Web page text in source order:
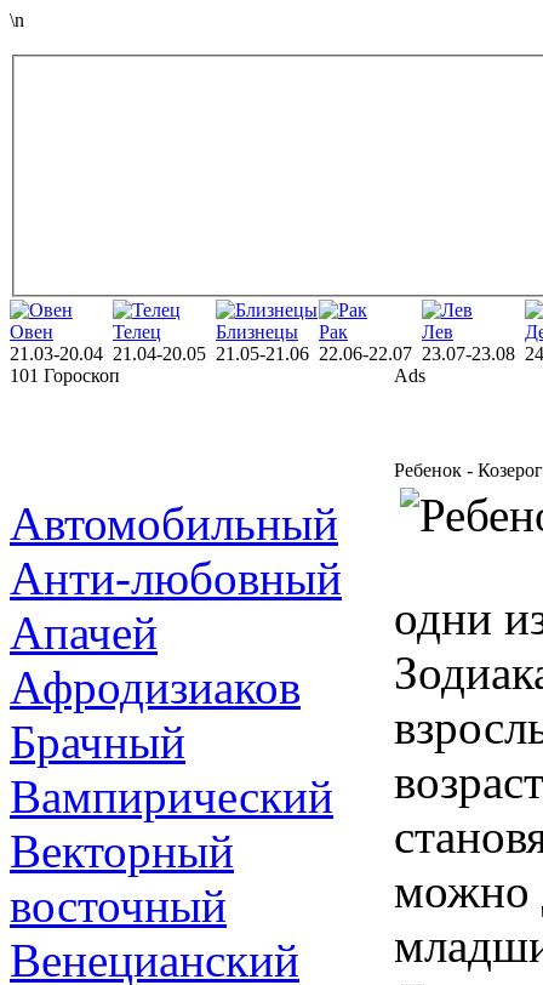
\n
Овен
21.03-20.04
Телец
21.04-20.05
Близнецы
21.05-21.06
Рак
22.06-22.07
Лев
23.07-23.08
101 Гороскоп
Автомобильный
Анти-любовный
Апачей
Афродизиаков
Брачный
Вампирический
Векторный
восточный
Венецианский
Ads
Ребенок - Козерог
одни
можно